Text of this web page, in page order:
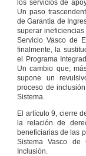
forales.
Artículo
los
Artículo
Vasco
SISTEMA
GARANTÍA
INGRESOS
INCLUSIÓN
los servicios de
Un paso
de Garantía de
superar
Servicio Vasco de
finalmente, la
el Programa
Un cambio que,
supone un
proceso de
Sistema.
El artículo 9, cierre
la relación de
beneficiarias de las
Sistema Vasco
Inclusión.